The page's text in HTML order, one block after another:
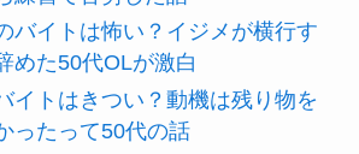
バイトは怖い？イジメが横行す
めた50代OLが激白
イトはきつい？動機は残り物を
ったって50代の話